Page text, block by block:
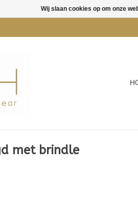
met brindle
Wij slaan cookies op om onze